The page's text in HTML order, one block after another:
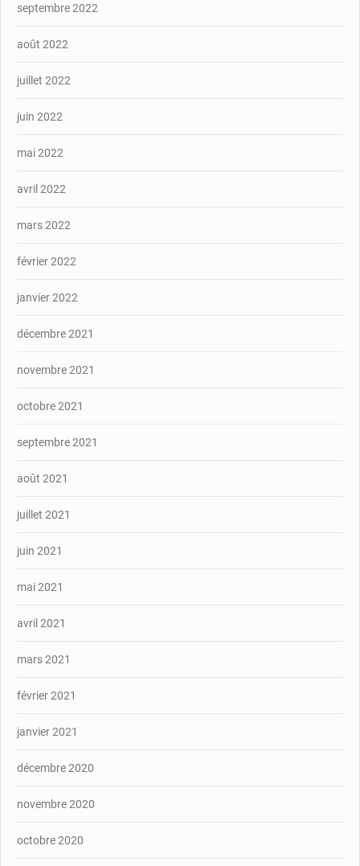
septembre 2022
août 2022
juillet 2022
juin 2022
mai 2022
avril 2022
mars 2022
février 2022
janvier 2022
décembre 2021
novembre 2021
octobre 2021
septembre 2021
août 2021
juillet 2021
juin 2021
mai 2021
avril 2021
mars 2021
février 2021
janvier 2021
décembre 2020
novembre 2020
octobre 2020